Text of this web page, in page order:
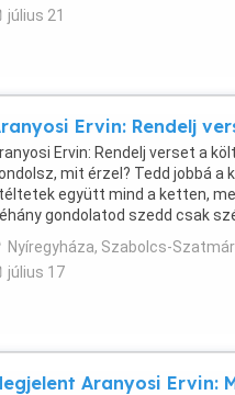
július 21
Ervin: Rendelj
Ervin: Rendelj verset a
mit érzel? Tedd jobbá a
együtt mind a ketten,
gondolatod szedd csak
épp könny fürössze - és ...
Nyíregyháza, Szabolcs-
július 17
Aranyosi Ervin: